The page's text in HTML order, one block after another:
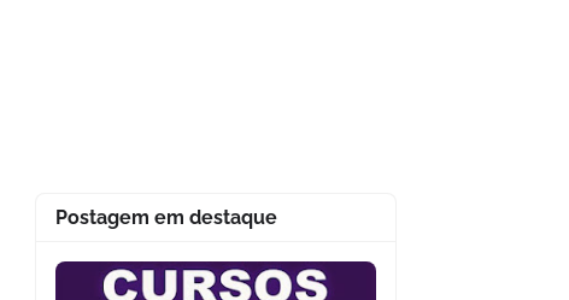
Postagem em destaque